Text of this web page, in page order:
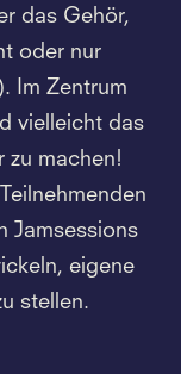
das Gehör,
oder nur
Im Zentrum
vielleicht das
zu machen!
Jamsessions
eigene
stellen.